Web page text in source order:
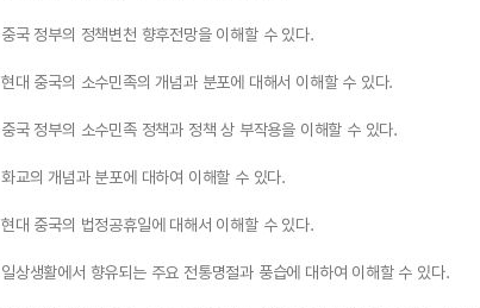
중국 정부의 정책변천 향후전망을 이해할 수 있다.
현대 중국의 소수민족의 개념과 분포에 대해서 이해할 수 있다.
중국 정부의 소수민족 정책과 정책 상 부작용을 이해할 수 있다.
화교의 개념과 분포에 대하여 이해할 수 있다.
현대 중국의 법정공휴일에 대해서 이해할 수 있다.
일상생활에서 향유되는 주요 전통명절과 풍습에 대하여 이해할 수 있다.